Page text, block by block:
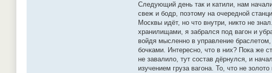
Следующий день так и катили, нам
свеж и бодр, поэтому на очередной
Москвы идёт, но что внутри, никто не
хранилищами, я забрался под вагон и
войдя мысленно в управление
бочками. Интересно, что в них? Пока же
не завалило, тут состав дёрнулся, и
изучением груза вагона. То, что не